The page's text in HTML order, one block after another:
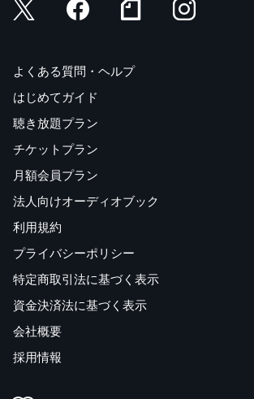
よくある質問・ヘルプ
はじめてガイド
聴き放題プラン
チケットプラン
月額会員プラン
法人向けオーディオブック
利用規約
プライバシーポリシー
特定商取引法に基づく表示
資金決済法に基づく表示
会社概要
採用情報